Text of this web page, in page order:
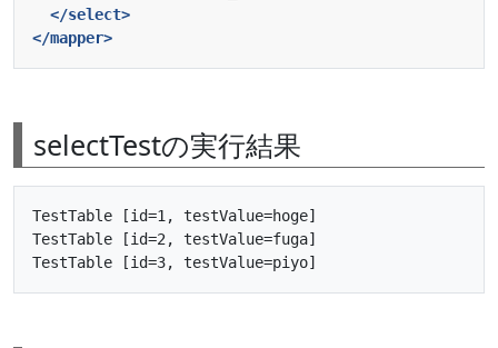
</select>
</mapper>
selectTestの実行結果
TestTable [id=1, testValue=hoge]
TestTable [id=2, testValue=fuga]